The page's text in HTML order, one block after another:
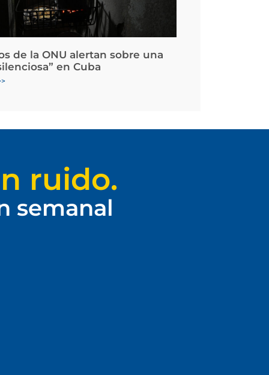
de la ONU alertan sobre una
en Cuba
ruido.
semanal